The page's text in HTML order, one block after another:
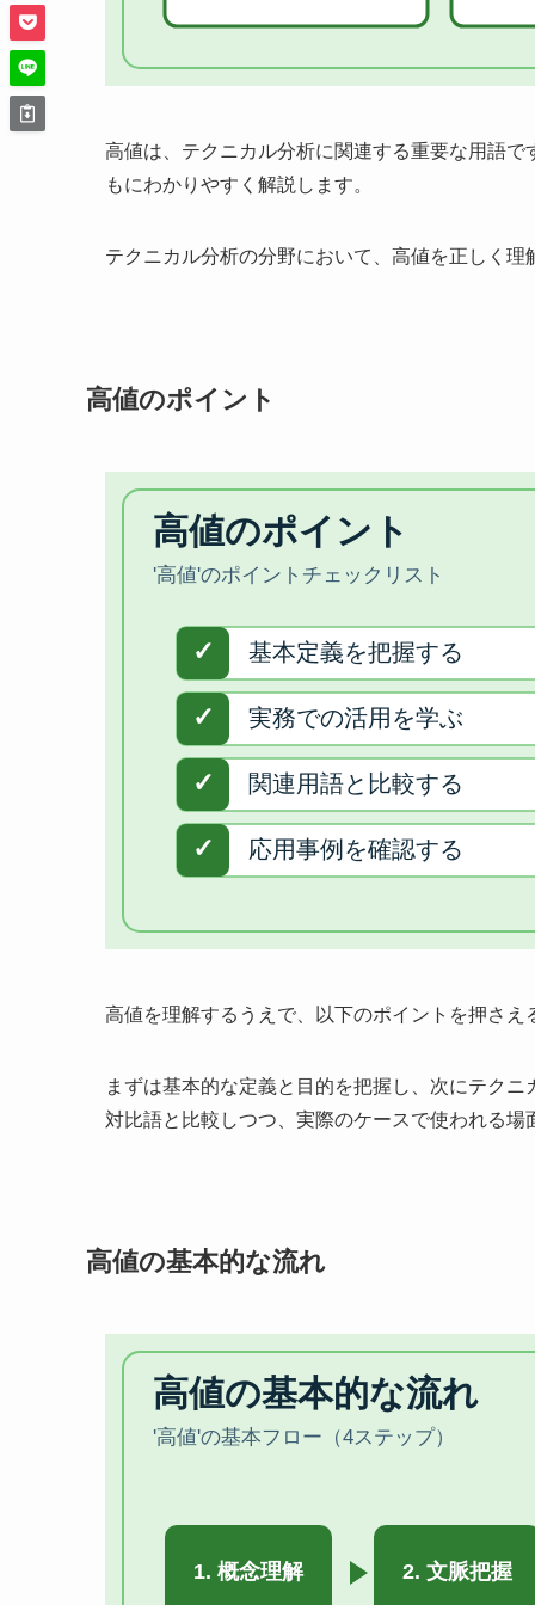
高値は、テクニカル分析に関連する重要な用語
もにわかりやすく解説します。
テクニカル分析の分野において、高値を正しく
高値のポイント
高値を理解するうえで、以下のポイントを押さ
まずは基本的な定義と目的を把握し、次にテク
対比語と比較しつつ、実際のケースで使われる
高値の基本的な流れ